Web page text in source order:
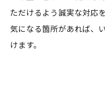
ただけるよう誠実な対応
気になる箇所があれば、
けます。